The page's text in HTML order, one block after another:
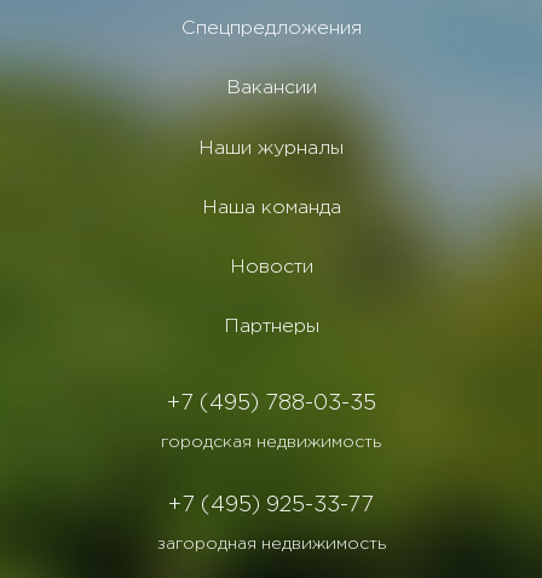
Спецпредложения
Вакансии
Наши журналы
Наша команда
Новости
Партнеры
+7 (495) 788-03-35
городская недвижимость
+7 (495) 925-33-77
загородная недвижимость